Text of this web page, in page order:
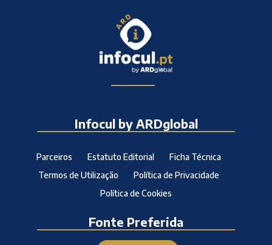
Infocul by ARDglobal
Parceiros Estatuto Editorial
Ficha Técnica
Termos de Utilização
Política de Privacidade
Política de Cookies
Fonte Preferida